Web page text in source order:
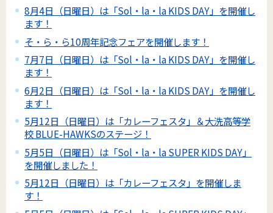
8月4日（日曜日）は「Sol・la・la KIDS DAY」を開催し
ます！
そ・ら・ら10周年記念フェアを開催します！
7月7日（日曜日）は「Sol・la・la KIDS DAY」を開催し
ます！
6月2日（日曜日）は「Sol・la・la KIDS DAY」を開催し
ます！
5月12日（日曜日）は「カレーフェスタ」＆大洗高等学
校 BLUE-HAWKSのステージ！
5月5日（日曜日）は「Sol・la・la SUPER KIDS DAY」
を開催しました！
5月12日（日曜日）は「カレーフェスタ」を開催しま
す！